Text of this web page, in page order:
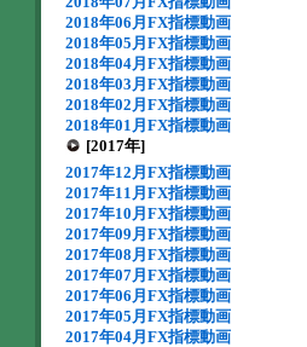
2018年06月FX指標動画
2018年05月FX指標動画
2018年04月FX指標動画
2018年03月FX指標動画
2018年02月FX指標動画
2018年01月FX指標動画
[2017年]
2017年12月FX指標動画
2017年11月FX指標動画
2017年10月FX指標動画
2017年09月FX指標動画
2017年08月FX指標動画
2017年07月FX指標動画
2017年06月FX指標動画
2017年05月FX指標動画
2017年04月FX指標動画